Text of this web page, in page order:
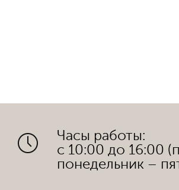
Часы работы:
с 10:00 до 16:00
понедельник –